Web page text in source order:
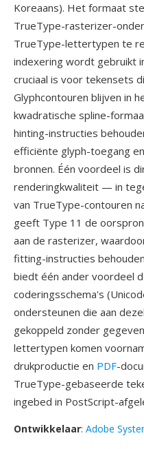
Koreaans). Het formaat
TrueType-rasterizer-
TrueType-lettertypen te
indexering wordt gebruikt
cruciaal is voor tekensets
Glyphcontouren blijven in
kwadratische spline-
hinting-instructies
efficiënte glyph-toegang
bronnen. Één voordeel is
renderingkwaliteit — in
van TrueType-contouren
geeft Type 11 de
aan de rasterizer,
fitting-instructies
biedt één ander voordeel
coderingsschema's
ondersteunen die aan
gekoppeld zonder
lettertypen komen
drukproductie en PDF-
TrueType-gebaseerde
ingebed in PostScript-
Ontwikkelaar: Adobe